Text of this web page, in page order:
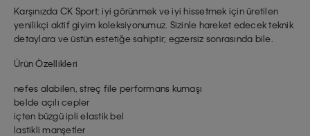
Karşınızda CK Sport; iyi görünmek ve iyi hissetmek için üretilen
yenilikçi aktif giyim koleksiyonumuz. Sizinle hareket edecek teknik
detaylara ve üstün estetiğe sahiptir; egzersiz sonrasında bile.
Ürün Özellikleri
nefes alabilen, streç file performans kumaşı
belde açılı cepler
içten büzgü ipli elastik bel
lastikli manşetler